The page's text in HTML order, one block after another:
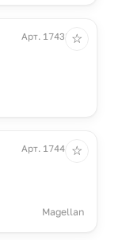
Арт. 17438.30
☆
Арт. 17441.30
Magellan
☆